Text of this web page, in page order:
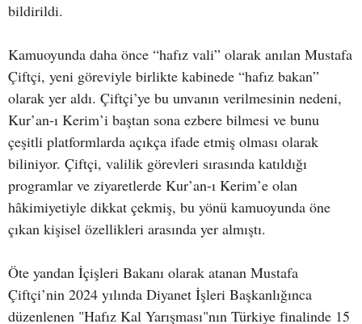
bildirildi.
Kamuoyunda daha önce “hafız vali” olarak anılan Mustafa
Çiftçi, yeni göreviyle birlikte kabinede “hafız bakan”
olarak yer aldı. Çiftçi’ye bu unvanın verilmesinin nedeni,
Kur’an-ı Kerim’i baştan sona ezbere bilmesi ve bunu
çeşitli platformlarda açıkça ifade etmiş olması olarak
biliniyor. Çiftçi, valilik görevleri sırasında katıldığı
programlar ve ziyaretlerde Kur’an-ı Kerim’e olan
hâkimiyetiyle dikkat çekmiş, bu yönü kamuoyunda öne
çıkan kişisel özellikleri arasında yer almıştı.
Öte yandan İçişleri Bakanı olarak atanan Mustafa
Çiftçi’nin 2024 yılında Diyanet İşleri Başkanlığınca
düzenlenen "Hafız Kal Yarışması"nın Türkiye finalinde 15